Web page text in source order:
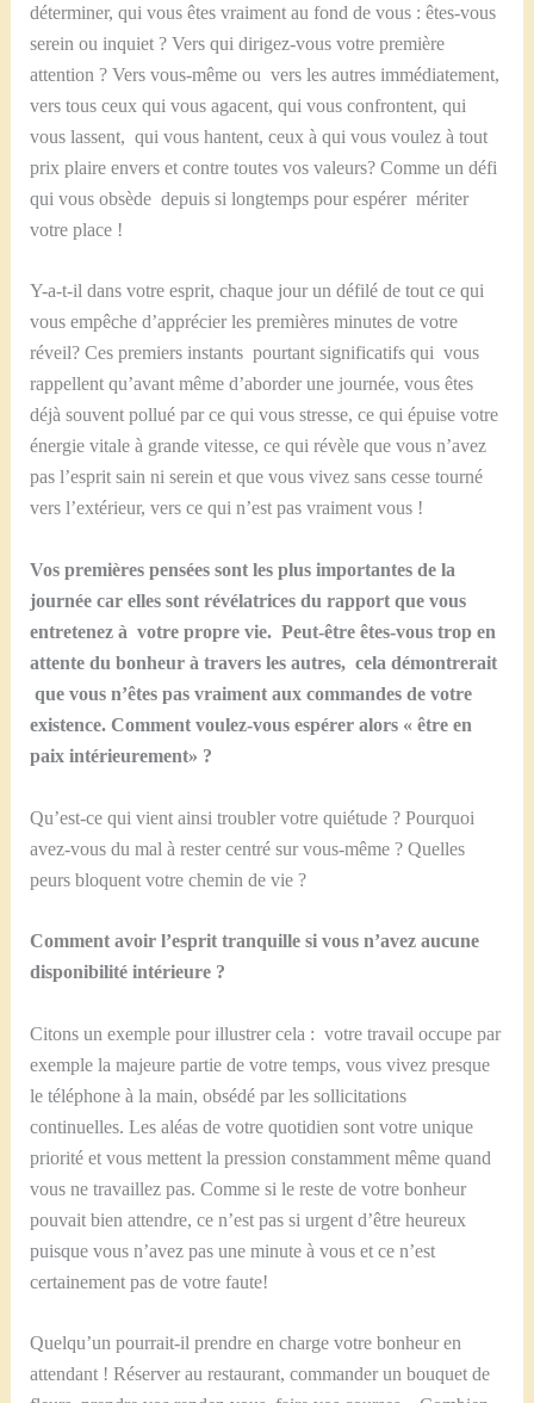
déterminer, qui vous êtes vraiment au fond de vous : êtes-vous
serein ou inquiet ? Vers qui dirigez-vous votre première
attention ? Vers vous-même ou vers les autres immédiatement,
vers tous ceux qui vous agacent, qui vous confrontent, qui
vous lassent, qui vous hantent, ceux à qui vous voulez à tout
prix plaire envers et contre toutes vos valeurs? Comme un défi
qui vous obsède depuis si longtemps pour espérer mériter
votre place !
Y-a-t-il dans votre esprit, chaque jour un défilé de tout ce qui
vous empêche d’apprécier les premières minutes de votre
réveil? Ces premiers instants pourtant significatifs qui vous
rappellent qu’avant même d’aborder une journée, vous êtes
déjà souvent pollué par ce qui vous stresse, ce qui épuise votre
énergie vitale à grande vitesse, ce qui révèle que vous n’avez
pas l’esprit sain ni serein et que vous vivez sans cesse tourné
vers l’extérieur, vers ce qui n’est pas vraiment vous !
Vos premières pensées sont les plus importantes de la
journée car elles sont révélatrices du rapport que vous
entretenez à votre propre vie. Peut-être êtes-vous trop en
attente du bonheur à travers les autres, cela démontrerait
que vous n’êtes pas vraiment aux commandes de votre
existence. Comment voulez-vous espérer alors « être en
paix intérieurement» ?
Qu’est-ce qui vient ainsi troubler votre quiétude ? Pourquoi
avez-vous du mal à rester centré sur vous-même ? Quelles
peurs bloquent votre chemin de vie ?
Comment avoir l’esprit tranquille si vous n’avez aucune
disponibilité intérieure ?
Citons un exemple pour illustrer cela : votre travail occupe par
exemple la majeure partie de votre temps, vous vivez presque
le téléphone à la main, obsédé par les sollicitations
continuelles. Les aléas de votre quotidien sont votre unique
priorité et vous mettent la pression constamment même quand
vous ne travaillez pas. Comme si le reste de votre bonheur
pouvait bien attendre, ce n’est pas si urgent d’être heureux
puisque vous n’avez pas une minute à vous et ce n’est
certainement pas de votre faute!
Quelqu’un pourrait-il prendre en charge votre bonheur en
attendant ! Réserver au restaurant, commander un bouquet de